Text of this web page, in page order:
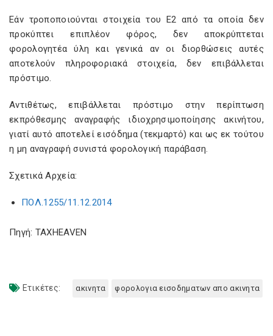
Εάν τροποποιούνται στοιχεία του Ε2 από τα οποία δεν
προκύπτει επιπλέον φόρος, δεν αποκρύπτεται
φορολογητέα ύλη και γενικά αν οι διορθώσεις αυτές
αποτελούν πληροφοριακά στοιχεία, δεν επιβάλλεται
πρόστιμο.
Αντιθέτως, επιβάλλεται πρόστιμο στην περίπτωση
εκπρόθεσμης αναγραφής ιδιοχρησιμοποίησης ακινήτου,
γιατί αυτό αποτελεί εισόδημα (τεκμαρτό) και ως εκ τούτου
η μη αναγραφή συνιστά φορολογική παράβαση.
Σχετικά Αρχεία:
ΠΟΛ.1255/11.12.2014
Πηγή: TAXHEAVEN
Ετικέτες: ακινητα φορολογια εισοδηματων απο ακινητα